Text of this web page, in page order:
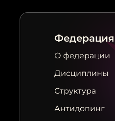
Федерация
О федерации
Дисциплины
Структура
Антидопинг